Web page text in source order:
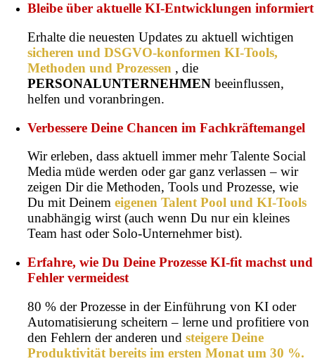
Bleibe über aktuelle KI-Entwicklungen informiert
Erhalte die neuesten Updates zu aktuell wichtigen
sicheren und DSGVO-konformen KI-Tools,
Methoden und Prozessen , die
PERSONALUNTERNEHMEN beeinflussen,
helfen und voranbringen.
Verbessere Deine Chancen im Fachkräftemangel
Wir erleben, dass aktuell immer mehr Talente Social
Media müde werden oder gar ganz verlassen – wir
zeigen Dir die Methoden, Tools und Prozesse, wie
Du mit Deinemeigenen Talent Pool und KI-Tools
unabhängig wirst (auch wenn Du nur ein kleines
Team hast oder Solo-Unternehmer bist).
Erfahre, wie Du Deine Prozesse KI-fit machst und
Fehler vermeidest
80 % der Prozesse in der Einführung von KI oder
Automatisierung scheitern – lerne und profitiere von
den Fehlern der anderen undsteigere Deine
Produktivität bereits im ersten Monat um 30 %.